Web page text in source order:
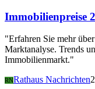
Immobilienpreise
"Erfahren Sie mehr
Marktanalyse. Trends
Immobilienmarkt."
RNRathaus Nachrichten